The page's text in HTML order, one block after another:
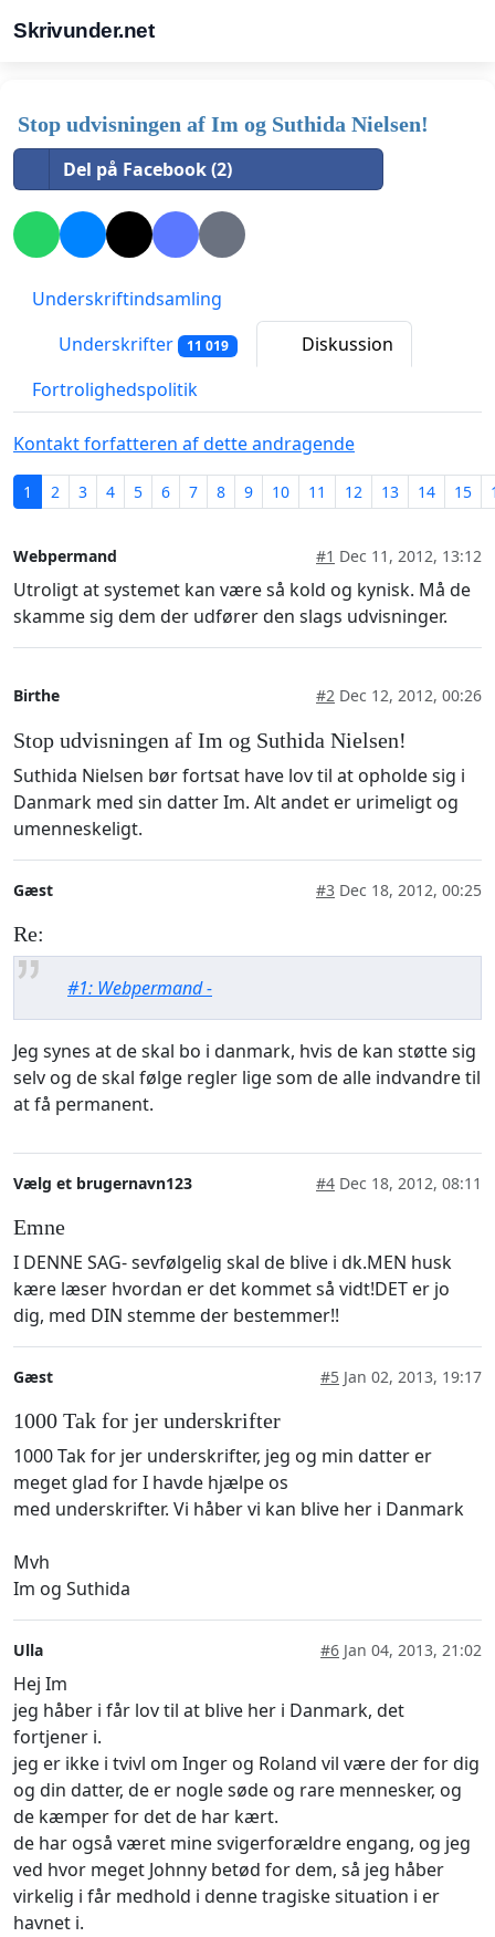
Skrivunder.net
Stop udvisningen af Im og Suthida Nielsen!
Del på Facebook (2)
Underskriftindsamling
Underskrifter
11 019
Diskussion
Fortrolighedspolitik
Kontakt forfatteren af dette andragende
1 2 3 4 5 6 7 8 9 10 11 12 13 14 15
Webpermand #1 Dec 11, 2012, 13:12
Utroligt at systemet kan være så kold og kynisk. Må de
skamme sig dem der udfører den slags udvisninger.
Birthe #2 Dec 12, 2012, 00:26
Stop udvisningen af Im og Suthida Nielsen!
Suthida Nielsen bør fortsat have lov til at opholde sig i
Danmark med sin datter Im. Alt andet er urimeligt og
umenneskeligt.
Gæst #3 Dec 18, 2012, 00:25
Re:
#1: Webpermand -
Jeg synes at de skal bo i danmark, hvis de kan støtte sig
selv og de skal følge regler lige som de alle indvandre til
at få permanent.
Vælg et brugernavn123 #4 Dec 18, 2012, 08:11
Emne
I DENNE SAG- sevfølgelig skal de blive i dk.MEN husk
kære læser hvordan er det kommet så vidt!DET er jo
dig, med DIN stemme der bestemmer!!
Gæst #5 Jan 02, 2013, 19:17
1000 Tak for jer underskrifter
1000 Tak for jer underskrifter, jeg og min datter er
meget glad for I havde hjælpe os
med underskrifter. Vi håber vi kan blive her i Danmark
Mvh
Im og Suthida
Ulla #6 Jan 04, 2013, 21:02
Hej Im
jeg håber i får lov til at blive her i Danmark, det
fortjener i.
jeg er ikke i tvivl om Inger og Roland vil være der for dig
og din datter, de er nogle søde og rare mennesker, og
de kæmper for det de har kært.
de har også været mine svigerforældre engang, og jeg
ved hvor meget Johnny betød for dem, så jeg håber
virkelig i får medhold i denne tragiske situation i er
havnet i.